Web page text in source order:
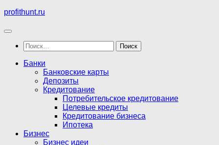
Перейти
содержимому
profithunt.ru
Найти:
Банки
Банковские карты
Депозиты
Кредитование
Потребительское кредитование
Целевые кредиты
Кредитование бизнеса
Ипотека
Бизнес
Бизнес идеи